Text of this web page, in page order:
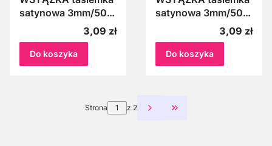
satynowa 3mm/50m
NIEBIESKI 001Cena
3,09 zł
Do koszyka
satynowa 3mm/50m
POMARAŃCZ 005
Cena
3,09 zł
Do koszyka
Strona z 2 Przejdź do ostatniej